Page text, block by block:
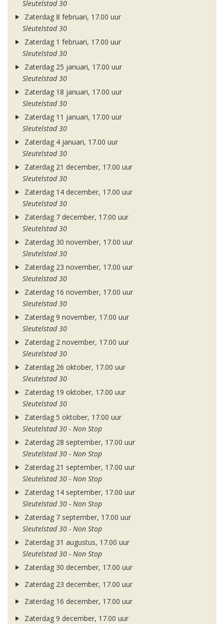
Sleutelstad 30
Zaterdag 8 februari, 17.00 uur
Sleutelstad 30
Zaterdag 1 februari, 17.00 uur
Sleutelstad 30
Zaterdag 25 januari, 17.00 uur
Sleutelstad 30
Zaterdag 18 januari, 17.00 uur
Sleutelstad 30
Zaterdag 11 januari, 17.00 uur
Sleutelstad 30
Zaterdag 4 januari, 17.00 uur
Sleutelstad 30
Zaterdag 21 december, 17.00 uur
Sleutelstad 30
Zaterdag 14 december, 17.00 uur
Sleutelstad 30
Zaterdag 7 december, 17.00 uur
Sleutelstad 30
Zaterdag 30 november, 17.00 uur
Sleutelstad 30
Zaterdag 23 november, 17.00 uur
Sleutelstad 30
Zaterdag 16 november, 17.00 uur
Sleutelstad 30
Zaterdag 9 november, 17.00 uur
Sleutelstad 30
Zaterdag 2 november, 17.00 uur
Sleutelstad 30
Zaterdag 26 oktober, 17.00 uur
Sleutelstad 30
Zaterdag 19 oktober, 17.00 uur
Sleutelstad 30
Zaterdag 5 oktober, 17.00 uur
Sleutelstad 30 - Non Stop
Zaterdag 28 september, 17.00 uur
Sleutelstad 30 - Non Stop
Zaterdag 21 september, 17.00 uur
Sleutelstad 30 - Non Stop
Zaterdag 14 september, 17.00 uur
Sleutelstad 30 - Non Stop
Zaterdag 7 september, 17.00 uur
Sleutelstad 30 - Non Stop
Zaterdag 31 augustus, 17.00 uur
Sleutelstad 30 - Non Stop
Zaterdag 30 december, 17.00 uur
Zaterdag 23 december, 17.00 uur
Zaterdag 16 december, 17.00 uur
Zaterdag 9 december, 17.00 uur